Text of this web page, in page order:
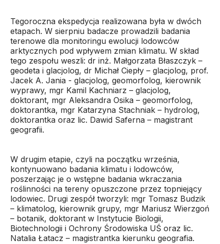
Tegoroczna ekspedycja realizowana była w dwóch
etapach. W sierpniu badacze prowadzili badania
terenowe dla monitoringu ewolucji lodowców
arktycznych pod wpływem zmian klimatu. W skład
tego zespołu weszli: dr inż. Małgorzata Błaszczyk –
geodeta i glacjolog, dr Michał Ciepły – glacjolog, prof.
Jacek A. Jania - glacjolog, geomorfolog, kierownik
wyprawy, mgr Kamil Kachniarz – glacjolog,
doktorant, mgr Aleksandra Osika – geomorfolog,
doktorantka, mgr Katarzyna Stachniak – hydrolog,
doktorantka oraz lic. Dawid Saferna – magistrant
geografii.
W drugim etapie, czyli na początku września,
kontynuowano badania klimatu i lodowców,
poszerzając je o wstępne badania wkraczania
roślinności na tereny opuszczone przez topniejący
lodowiec. Drugi zespół tworzyli: mgr Tomasz Budzik
– klimatolog, kierownik grupy, mgr Mariusz Wierzgoń
– botanik, doktorant w Instytucie Biologii,
Biotechnologii i Ochrony Środowiska UŚ oraz lic.
Natalia Łatacz – magistrantka kierunku geografia.